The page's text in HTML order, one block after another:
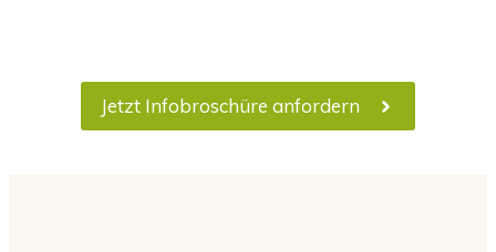
Jetzt Infobroschüre anfordern